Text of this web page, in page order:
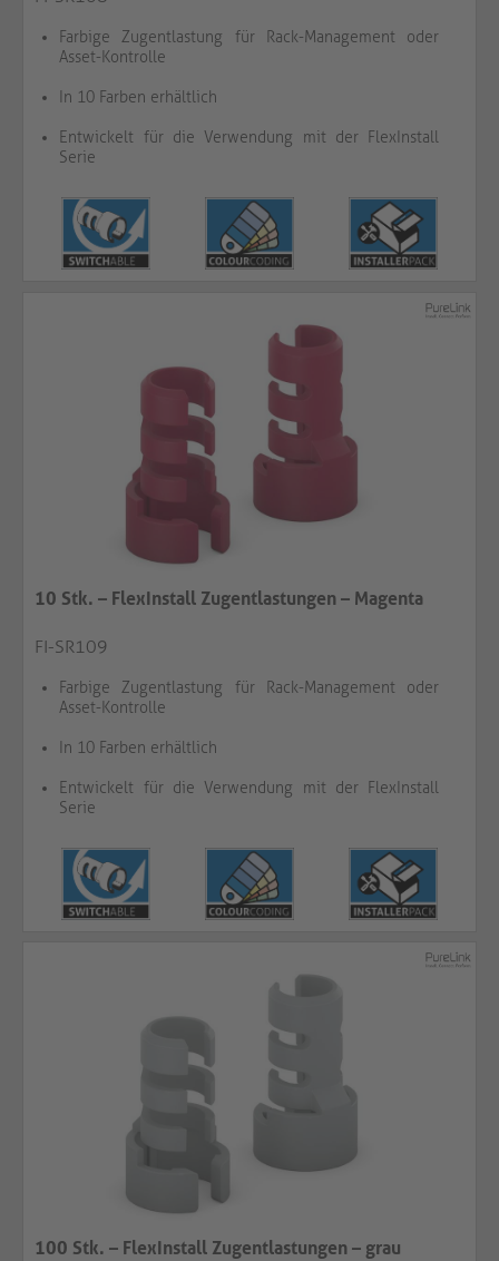
Farbige Zugentlastung für Rack-Management oder
Asset-Kontrolle
In 10 Farben erhältlich
Entwickelt für die Verwendung mit der FlexInstall
Serie
10 Stk. – FlexInstall Zugentlastungen – Magenta
FI-SR109
Farbige Zugentlastung für Rack-Management oder
Asset-Kontrolle
In 10 Farben erhältlich
Entwickelt für die Verwendung mit der FlexInstall
Serie
100 Stk. – FlexInstall Zugentlastungen – grau